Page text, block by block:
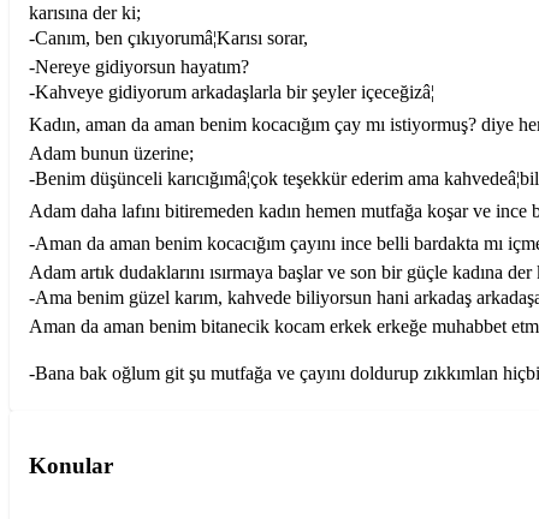
karısına der ki;
-Canım, ben çıkıyorumâ¦Karısı sorar,
-Nereye gidiyorsun hayatım?
-Kahveye gidiyorum arkadaşlarla bir şeyler içeceğizâ¦
Kadın, aman da aman benim kocacığım çay mı istiyormuş? diye
Adam bunun üzerine;
-Benim düşünceli karıcığımâ¦çok teşekkür ederim ama
Adam daha lafını bitiremeden kadın hemen mutfağa koşar ve ince
-Aman da aman benim kocacığım çayını ince belli bardakta mı
Adam artık dudaklarını ısırmaya başlar ve son bir güçle kadına der
-Ama benim güzel karım, kahvede biliyorsun hani arkadaş arkadaşa
Aman da aman benim bitanecik kocam erkek erkeğe muhabbet
-Bana bak oğlum git şu mutfağa ve çayını doldurup zıkkımlan
Konular